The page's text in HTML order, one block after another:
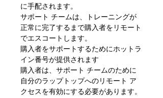
に手配されます。
サポート チームは、トレーニングが
正常に完了するまで購入者をリモート
でエスコートします。
購入者をサポートするためにホットラ
イン番号が提供されます
購入者は、サポート チームのために
自分のラップトップへのリモート ア
クセスを有効にする必要があります。